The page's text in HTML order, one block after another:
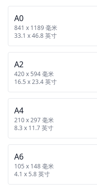
A0
841 x 1189 毫米
33.1 x 46.8 英寸
A2
420 x 594 毫米
16.5 x 23.4 英寸
A4
210 x 297 毫米
8.3 x 11.7 英寸
A6
105 x 148 毫米
4.1 x 5.8 英寸